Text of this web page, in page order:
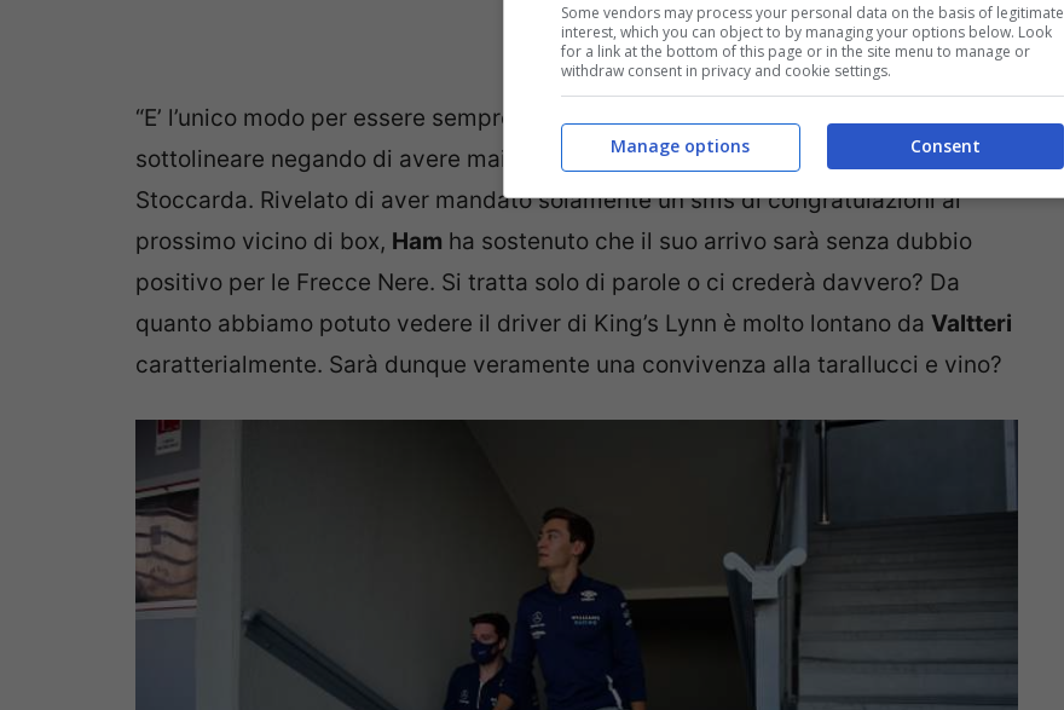
“E’ l’unico modo per essere sempre stimolato a dare il massimo”, ha poi tenuto a
sottolineare negando di avere mai ottenuto un trattamento privilegiato da parte di
Stoccarda. Rivelato di aver mandato solamente un sms di congratulazioni al
prossimo vicino di box, Ham ha sostenuto che il suo arrivo sarà senza dubbio
positivo per le Frecce Nere. Si tratta solo di parole o ci crederà davvero? Da
quanto abbiamo potuto vedere il driver di King’s Lynn è molto lontano da Valtteri
caratterialmente. Sarà dunque veramente una convivenza alla tarallucci e vino?
Some vendors may process your personal data on the basis of legitimate
interest, which you can object to by managing your options below. Look
for a link at the bottom of this page or in the site menu to manage or
withdraw consent in privacy and cookie settings.
Consent
Manage options